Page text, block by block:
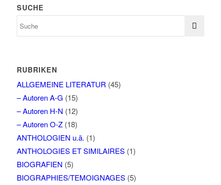
SUCHE
RUBRIKEN
ALLGEMEINE LITERATUR (45)
– Autoren A-G (15)
– Autoren H-N (12)
– Autoren O-Z(18)
ANTHOLOGIEN u.ä. (1)
ANTHOLOGIES ET SIMILAIRES(1)
BIOGRAFIEN (5)
BIOGRAPHIES/TEMOIGNAGES(5)